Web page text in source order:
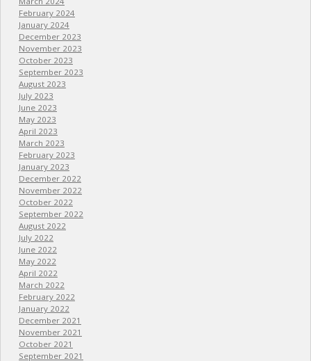
February 2024
January 2024
December 2023
November 2023
October 2023
September 2023
August 2023
July 2023
June 2023
May 2023
April 2023
March 2023
February 2023
January 2023
December 2022
November 2022
October 2022
September 2022
August 2022
July 2022
June 2022
May 2022
April 2022
March 2022
February 2022
January 2022
December 2021
November 2021
October 2021
September 2021